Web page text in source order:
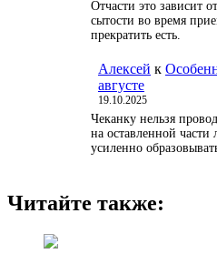
Отчасти это
сытости во время
прекратить есть.
Алексей к
августе
19.10.2025
Чеканку нельзя
на оставленной
усиленно
Читайте также: